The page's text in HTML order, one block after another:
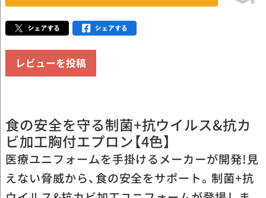
レビューを投稿
食の安全を守る制菌+抗ウイルス&抗カ
ビ加工胸付エプロン【4色】
医療ユニフォームを手掛けるメーカーが開発!見
えない脅威から、食の安全をサポート。制菌+抗